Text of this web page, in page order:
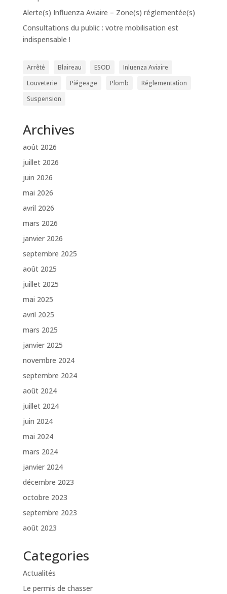
Alerte(s) Influenza Aviaire – Zone(s) réglementée(s)
Consultations du public : votre mobilisation est
indispensable !
Arrêté Blaireau ESOD
Inluenza Aviaire
Louveterie
Piégeage Plomb
Réglementation
Suspension
Archives
août 2026
juillet 2026
juin 2026
mai 2026
avril 2026
mars 2026
janvier 2026
septembre 2025
août 2025
juillet 2025
mai 2025
avril 2025
mars 2025
janvier 2025
novembre 2024
septembre 2024
août 2024
juillet 2024
juin 2024
mai 2024
mars 2024
janvier 2024
décembre 2023
octobre 2023
septembre 2023
août 2023
Categories
Actualités
Le permis de chasser